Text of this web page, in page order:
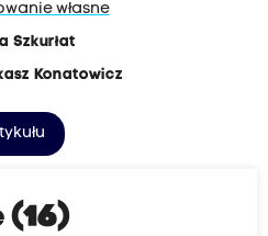
własne
Szkurłat
Konatowicz
(16)